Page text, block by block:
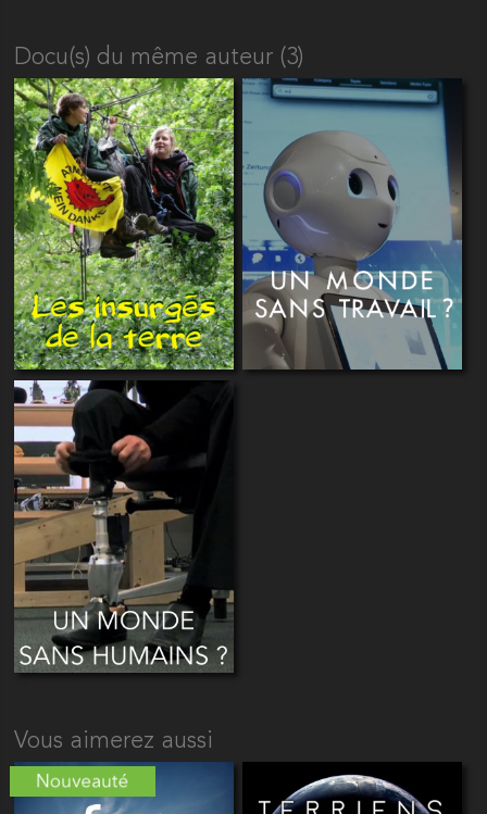
Docu(s) du même auteur (3)
Vous aimerez aussi